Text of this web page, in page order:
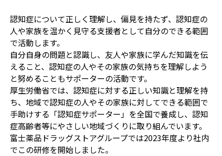
認知症について正しく理解し、偏見を持たず、認知症の
人や家族を温かく見守る支援者として自分のできる範囲
で活動します。
自分自身の問題と認識し、友人や家族に学んだ知識を伝
えること、認知症の人やその家族の気持ちを理解しよう
と努めることもサポーターの活動です。
厚生労働省では、認知症に対する正しい知識と理解を持
ち、地域で認知症の人やその家族に対してできる範囲で
手助けする「認知症サポーター」を全国で養成し、認知
症高齢者等にやさしい地域づくりに取り組んでいます。
富士薬品ドラッグストアグループでは2023年度より社内
でこの研修を開始しました。